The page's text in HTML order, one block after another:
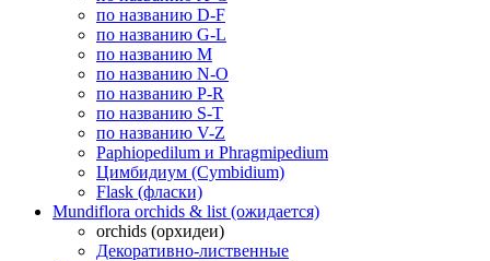
по названию D-F
по названию G-L
по названию M
по названию N-O
по названию P-R
по названию S-T
по названию V-Z
Paphiopedilum и Phragmipedium
Цимбидиум (Cymbidium)
Flask (фласки)
Mundiflora orchids & list (ожидается)
orchids (орхидеи)
Декоративно-лиственные